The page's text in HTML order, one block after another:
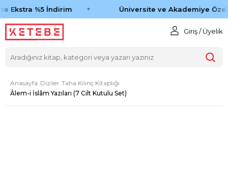
Ekstra %5 İndirim Üniversite ve Akademiye Özel
Giriş / Üyelik
Anasayfa Diziler Taha Kılınç Kitaplığı
Âlem-i İslâm Yazıları (7 Cilt Kutulu Set)